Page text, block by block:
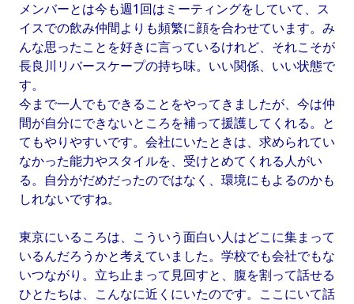
メンバーとは今も週1回はミーティングをしていて、ス
イスでの飲み仲間よりも頻繁に顔を合わせています。み
んな思ったことを好きに言っているけれど、それこそが
長良川リバースケープの持ち味。いい関係、いい状態で
す。
今まで一人でもできることをやってきましたが、今は仲
間が自分にできないところを補って援護してくれる。と
てもやりやすいです。会社にいたときは、求められてい
なかった能力やスタイルを、受けとめてくれる人がい
る。自分がだめだったのではなく、環境にもよるのかも
しれないですね。
東京にいるころは、こういう面白い人はどこに集まって
いるんだろうかと考えていました。学校でも会社でもな
いつながり。立ち止まって見回すと、腹を割って話せる
ひとたちは、こんなに近くにいたのです。ここにいて話